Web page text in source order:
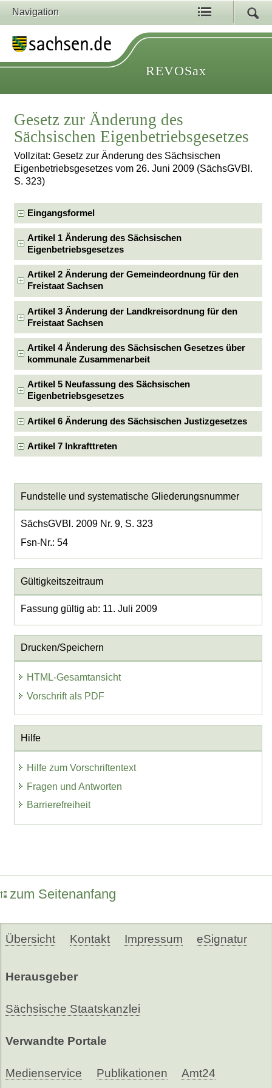
Navigation
REVOSax
Gesetz zur Änderung des
Sächsischen Eigenbetriebsgesetzes
Vollzitat: Gesetz zur Änderung des Sächsischen
Eigenbetriebsgesetzes vom 26. Juni 2009 (SächsGVBl.
S. 323)
Eingangsformel
Artikel 1 Änderung des Sächsischen
Eigenbetriebsgesetzes
Artikel 2 Änderung der Gemeindeordnung für den
Freistaat Sachsen
Artikel 3 Änderung der Landkreisordnung für den
Freistaat Sachsen
Artikel 4 Änderung des Sächsischen Gesetzes über
kommunale Zusammenarbeit
Artikel 5 Neufassung des Sächsischen
Eigenbetriebsgesetzes
Artikel 6 Änderung des Sächsischen Justizgesetzes
Artikel 7 Inkrafttreten
Fundstelle und systematische Gliederungsnummer
SächsGVBl. 2009 Nr. 9, S. 323
Fsn-Nr.: 54
Gültigkeitszeitraum
Fassung gültig ab: 11. Juli 2009
Drucken/Speichern
HTML-Gesamtansicht
Vorschrift als PDF
Hilfe
Hilfe zum Vorschriftentext
Fragen und Antworten
Barrierefreiheit
zum Seitenanfang
Übersicht Kontakt Impressum eSignatur
Herausgeber
Sächsische Staatskanzlei
Verwandte Portale
Medienservice Publikationen Amt24